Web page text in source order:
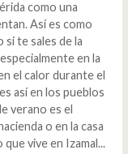
como una
Así es como
si te sales de la
en la
el calor durante el
así en los pueblos
verano es el
o en la casa
vive en Izamal...